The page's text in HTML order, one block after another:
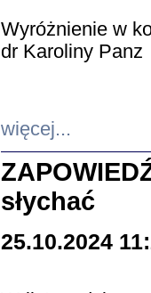
Wyróżnienie w
dr Karoliny Panz
więcej...
słychać
25.10.2024